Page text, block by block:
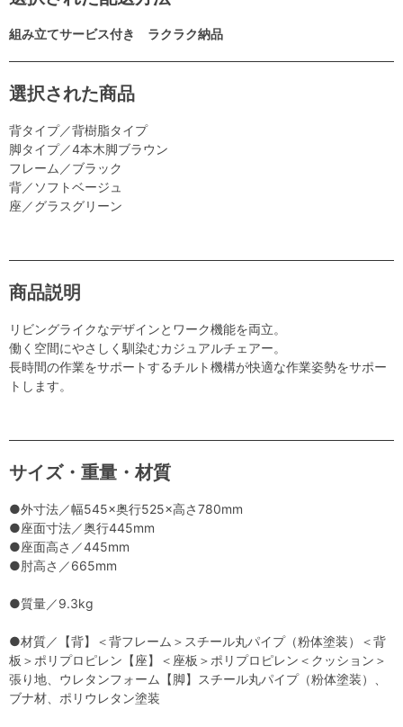
組み立てサービス付き ラクラク納品
選択された商品
背タイプ／背樹脂タイプ
脚タイプ／4本木脚ブラウン
フレーム／ブラック
背／ソフトベージュ
座／グラスグリーン
商品説明
リビングライクなデザインとワーク機能を両立。
働く空間にやさしく馴染むカジュアルチェアー。
長時間の作業をサポートするチルト機構が快適な作業姿勢をサポー
トします。
サイズ・重量・材質
●外寸法／幅545×奥行525×高さ780mm
●座面寸法／奥行445mm
●座面高さ／445mm
●肘高さ／665mm
●質量／9.3kg
●材質／【背】＜背フレーム＞スチール丸パイプ（粉体塗装）＜背
板＞ポリプロピレン【座】＜座板＞ポリプロピレン＜クッション＞
張り地、ウレタンフォーム【脚】スチール丸パイプ（粉体塗装）、
ブナ材、ポリウレタン塗装